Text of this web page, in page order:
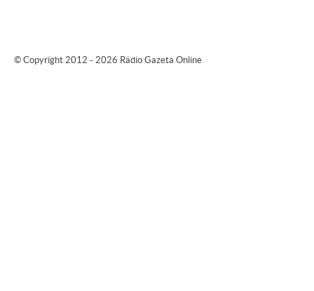
© Copyright 2012 - 2026 Rádio Gazeta Online